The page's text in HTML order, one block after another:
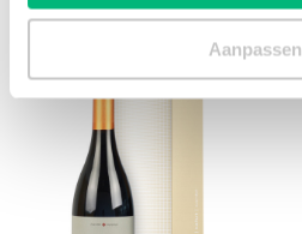
Aanpassen
Bekijk ook: